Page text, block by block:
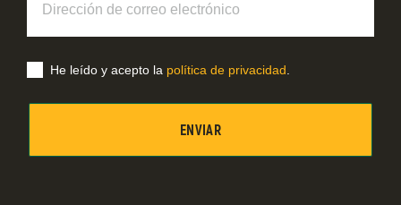
correo
electrónico
He leído y acepto la política de privacidad